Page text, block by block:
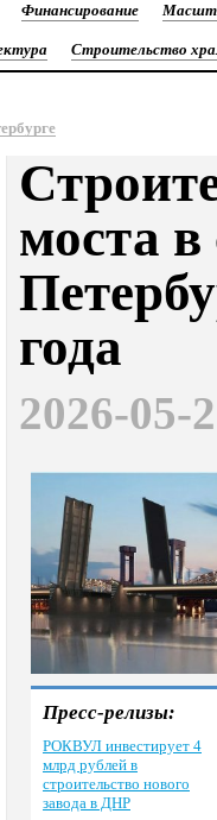
Финансирование
Строительство
моста
года
2026-05-
Пресс-релизы:
РОКВУЛ инвестирует 4
млрд рублей в
строительство нового
завода в ДНР